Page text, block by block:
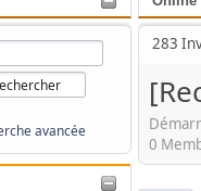
avancée
283
0